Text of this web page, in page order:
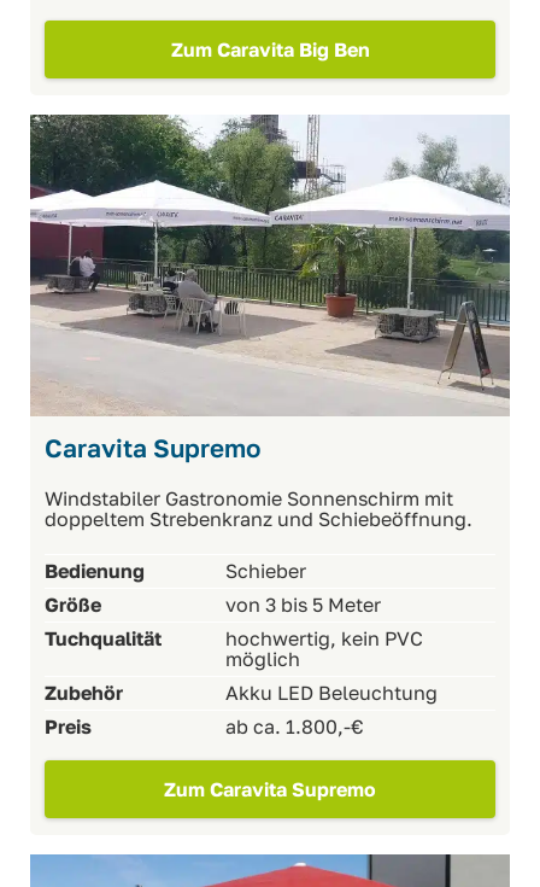
Zum Caravita Big Ben
Caravita Supremo
Windstabiler Gastronomie Sonnenschirm mit
doppeltem Strebenkranz und Schiebeöffnung.
Bedienung
Schieber
Größe
von 3 bis 5 Meter
Tuchqualität
hochwertig, kein PVC
möglich
Zubehör
Akku LED Beleuchtung
Preis
ab ca. 1.800,-€
Zum Caravita Supremo